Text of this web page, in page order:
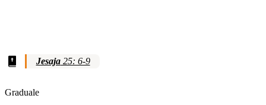
Jesaja25: 6-9
Graduale